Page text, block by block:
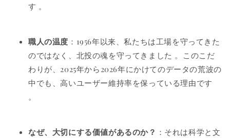
す 。
職人の温度 ：1956年以来、私たちは工場を守ってきた
のではなく、北投の魂を守ってきました 。このこだ
わりが、2025年から2026年にかけてのデータの荒波の
中でも、高いユーザー維持率を保っている理由です
。
なぜ、大切にする価値があるのか？ ：それは科学と文